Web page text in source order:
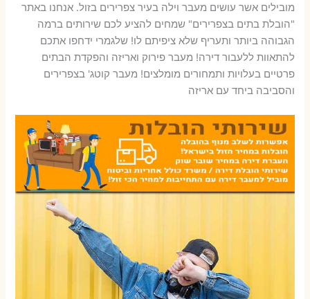
מובילים אשר עושים מעבר וילה בעיר צפרירים בזול. אנחנו באתר
"הובלת בתים בצפרירים" שמחים להציע לכם שירותים ברמה
הגבוהה ביותר ותעריף שלא ציפיתם לו! שלגמרי ידחפו אתכם
להתאוות ללעבור דירה! מעבר פירוק ואריזה והפקדת הבתים
פרטיים בעלויות ותמחורים מומלצים! מעבר קוטג' בצפרירים
והסביבה ביחד עם אריזה